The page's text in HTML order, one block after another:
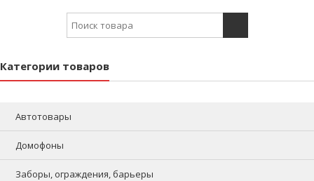
Search for:
Категории товаров
Автотовары
Домофоны
Заборы, ограждения, барьеры